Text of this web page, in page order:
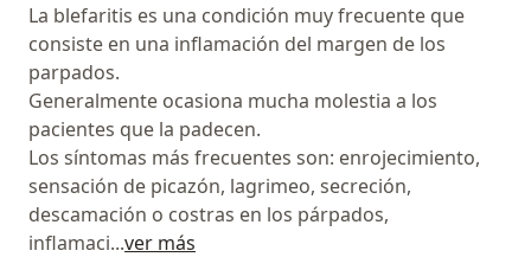
La blefaritis es una condición muy frecuente que
consiste en una inflamación del margen de los
parpados.
Generalmente ocasiona mucha molestia a los
pacientes que la padecen.
Los síntomas más frecuentes son: enrojecimiento,
sensación de picazón, lagrimeo, secreción,
descamación o costras en los párpados,
inflamaci...ver más